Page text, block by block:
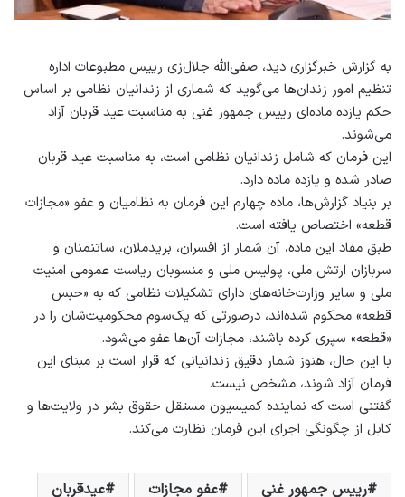
به گزارش خبرگزاری دید، صفی‌الله جلال‌زی رییس مطبوعات اداره
تنظیم امور زندان‌ها می‌گوید که شماری از زندانیان نظامی بر اساس
حکم یازده‌ ماده‌ای رییس جمهور غنی به مناسبت عید قربان آزاد
می‌شوند.
این فرمان که شامل زندانیان نظامی است، به مناسبت عید قربان
صادر شده و یازده ماده دارد.
بر بنیاد گزارش‌‌ها، ماده چهارم این فرمان به نظامیان و عفو «مجازات
قطعه» اختصاص یافته است.
طبق مفاد این ماده، آن شمار از افسران، بریدملان، ساتنمنان و
سربازان ارتش ملی، پولیس ملی و منسوبان ریاست عمومی امنیت
ملی و سایر وزارت‌خانه‌های دارای تشکیلات نظامی که به «حبس
قطعه» محکوم شده‌اند، درصورتی که یک‌سوم محکومیت‌شان را در
«قطعه» سپری کرده‌ باشند، مجازات آن‌ها عفو می‌شود.
با این حال، هنوز شمار دقیق زندانیانی که قرار است بر مبنای این
فرمان آزاد شوند، مشخص نیست.
گفتنی است که نماینده کمیسیون مستقل حقوق بشر در ولایت‌ها و
کابل از چگونگی اجرای این فرمان نظارت می‌کند.
رییس جمهور غنی عفو مجازات عیدقربان